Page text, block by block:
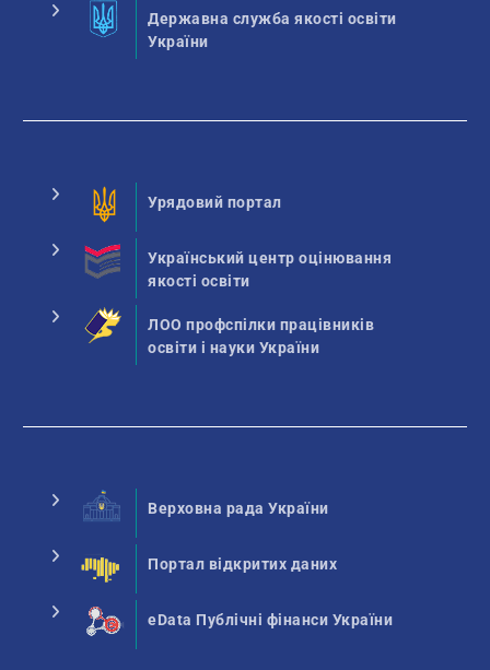
Державна служба якості освіти
України
Урядовий портал
Український центр оцінювання
якості освіти
ЛОО профспілки працівників
освіти і науки України
Верховна рада України
Портал відкритих даних
eData Публічні фінанси України